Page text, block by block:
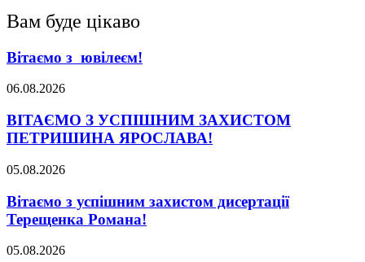
Вам буде цікаво
Вітаємо з ювілеєм!
06.08.2026
ВІТАЄМО З УСПІШНИМ ЗАХИСТОМ
ПЕТРИШИНА ЯРОСЛАВА!
05.08.2026
Вітаємо з успішним захистом дисертації
Терещенка Романа!
05.08.2026